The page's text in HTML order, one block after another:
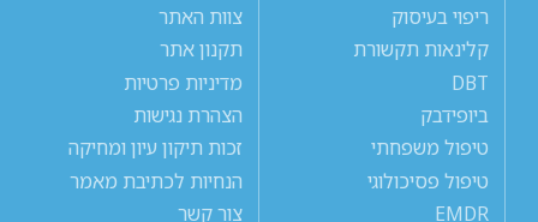
ריפוי בעיסוק
קלינאות תקשורת
DBT
ביופידבק
טיפול משפחתי
טיפול פסיכולוגי
EMDR
צוות האתר
תקנון אתר
מדיניות פרטיות
הצהרת נגישות
זכות תיקון עיון ומחיקה
הנחיות לכתיבת מאמר
צור קשר